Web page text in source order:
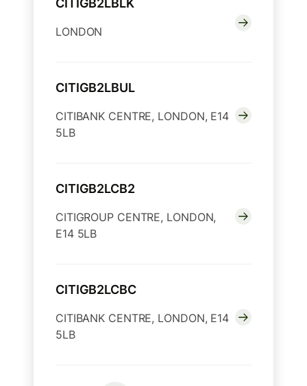
CITIGB2LBLK
LONDON
CITIGB2LBUL
CITIBANK CENTRE, LONDON, E14
5LB
CITIGB2LCB2
CITIGROUP CENTRE, LONDON,
E14 5LB
CITIGB2LCBC
CITIBANK CENTRE, LONDON, E14
5LB